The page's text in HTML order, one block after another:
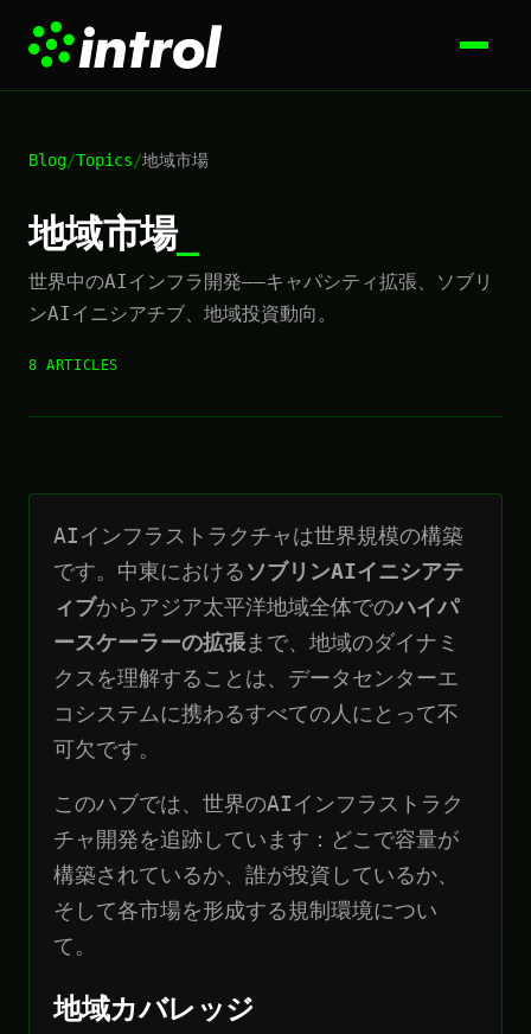
Blog/Topics/地域市場
地域市場
世界中のAIインフラ開発——キャパシティ拡張、ソブリ
ンAIイニシアチブ、地域投資動向。
8 ARTICLES
AIインフラストラクチャは世界規模の構築
です。中東におけるソブリンAIイニシアテ
ィブからアジア太平洋地域全体でのハイパ
ースケーラーの拡張まで、地域のダイナミ
クスを理解することは、データセンターエ
コシステムに携わるすべての人にとって不
可欠です。
このハブでは、世界のAIインフラストラク
チャ開発を追跡しています：どこで容量が
構築されているか、誰が投資しているか、
そして各市場を形成する規制環境につい
て。
地域カバレッジ